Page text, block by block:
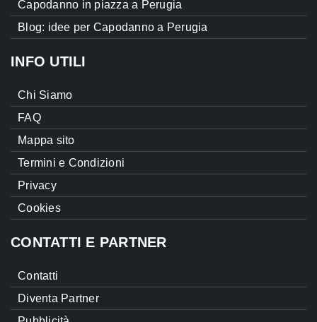
Capodanno in piazza a Perugia
Blog: idee per Capodanno a Perugia
INFO UTILI
Chi Siamo
FAQ
Mappa sito
Termini e Condizioni
Privacy
Cookies
CONTATTI E PARTNER
Contatti
Diventa Partner